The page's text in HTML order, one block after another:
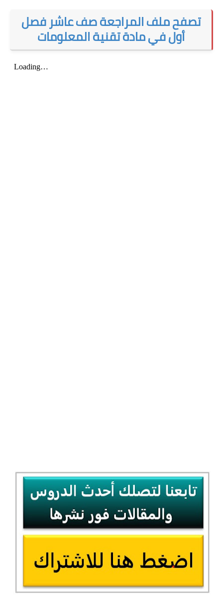
تصفح ملف المراجعة صف عاشر فصل
أول في مادة تقنية المعلومات